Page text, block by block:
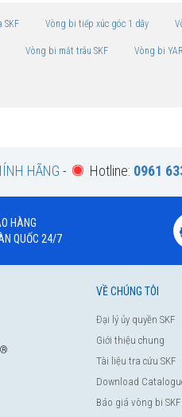
SKF Vòng bi tiếp xúc góc 1 dãy
Vòng bi mắt trâu SKF Vòng bi YAR
HÃNG - Hotline: 0961
HÀNG
QUỐC 24/7
®
VỀ CHÚNG TÔI
Đại lý ủy quyền SKF
Giới thiệu chung
Tài liệu tra cứu SKF
Download
Báo giá vòng bi